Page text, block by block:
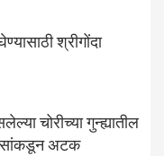
श्रीगोंदा
चोरीच्या गुन्ह्यातील
अटक